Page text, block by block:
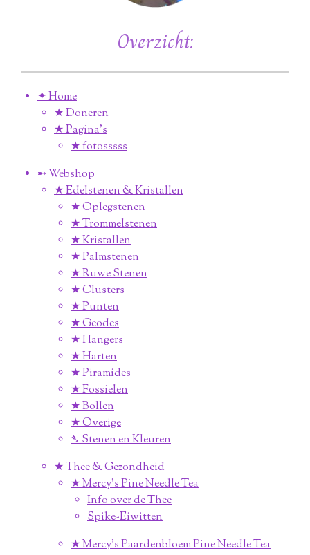
Overzicht:
✦ Home
★ Doneren
★ Pagina’s
★ fotosssss
➸ Webshop
★ Edelstenen & Kristallen
★ Oplegstenen
★ Trommelstenen
★ Kristallen
★ Palmstenen
★ Ruwe Stenen
★ Clusters
★ Punten
★ Geodes
★ Hangers
★ Harten
★ Piramides
★ Fossielen
★ Bollen
★ Overige
➴ Stenen en Kleuren
★ Thee & Gezondheid
★ Mercy's Pine Needle Tea
Info over de Thee
Spike-Eiwitten
★ Mercy's Paardenbloem Pine Needle Tea